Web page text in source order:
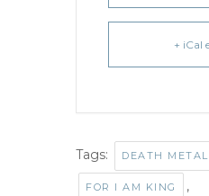
+ iCal
Tags: DEATH METAL
FOR I AM KING ,